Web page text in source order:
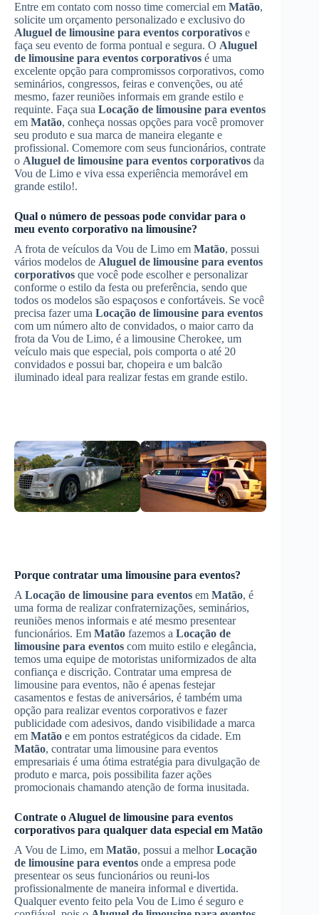
Entre em contato com nosso time comercial em Matão,
solicite um orçamento personalizado e exclusivo do
Aluguel de limousine para eventos corporativos e
faça seu evento de forma pontual e segura. O Aluguel
de limousine para eventos corporativos é uma
excelente opção para compromissos corporativos, como
seminários, congressos, feiras e convenções, ou até
mesmo, fazer reuniões informais em grande estilo e
requinte. Faça sua Locação de limousine para eventos
em Matão, conheça nossas opções para você promover
seu produto e sua marca de maneira elegante e
profissional. Comemore com seus funcionários, contrate
o Aluguel de limousine para eventos corporativos da
Vou de Limo e viva essa experiência memorável em
grande estilo!.
Qual o número de pessoas pode convidar para o
meu evento corporativo na limousine?
A frota de veículos da Vou de Limo em Matão, possui
vários modelos de Aluguel de limousine para eventos
corporativos que você pode escolher e personalizar
conforme o estilo da festa ou preferência, sendo que
todos os modelos são espaçosos e confortáveis. Se você
precisa fazer uma Locação de limousine para eventos
com um número alto de convidados, o maior carro da
frota da Vou de Limo, é a limousine Cherokee, um
veículo mais que especial, pois comporta o até 20
convidados e possui bar, chopeira e um balcão
iluminado ideal para realizar festas em grande estilo.
Porque contratar uma limousine para eventos?
A Locação de limousine para eventos em Matão, é
uma forma de realizar confraternizações, seminários,
reuniões menos informais e até mesmo presentear
funcionários. Em Matão fazemos a Locação de
limousine para eventos com muito estilo e elegância,
temos uma equipe de motoristas uniformizados de alta
confiança e discrição. Contratar uma empresa de
limousine para eventos, não é apenas festejar
casamentos e festas de aniversários, é também uma
opção para realizar eventos corporativos e fazer
publicidade com adesivos, dando visibilidade a marca
em Matão e em pontos estratégicos da cidade. Em
Matão, contratar uma limousine para eventos
empresariais é uma ótima estratégia para divulgação de
produto e marca, pois possibilita fazer ações
promocionais chamando atenção de forma inusitada.
Contrate o Aluguel de limousine para eventos
corporativos para qualquer data especial em Matão
A Vou de Limo, em Matão, possui a melhorLocação
de limousine para eventos onde a empresa pode
presentear os seus funcionários ou reuni-los
profissionalmente de maneira informal e divertida.
Qualquer evento feito pela Vou de Limo é seguro e